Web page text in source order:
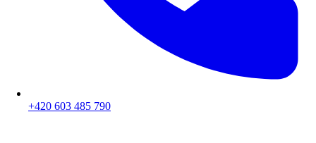
+420 603 485 790